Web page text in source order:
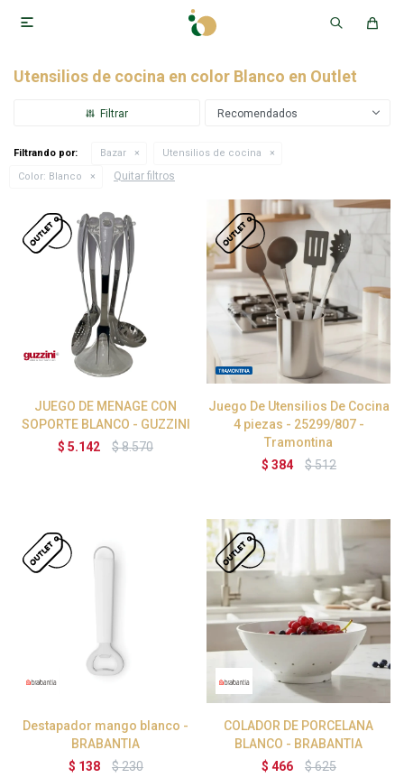

Utensilios de cocina en color Blanco en Outlet
Recomendados
Filtrando por: Bazar
Utensilios de cocina
Color: Blanco Quitar filtros
JUEGO DE MENAGE CON
SOPORTE BLANCO - GUZZINI
$ 5.142 $8.570
Juego De Utensilios De Cocina
4 piezas - 25299/807 -
Tramontina
$ 384 $512
Destapador mango blanco -
BRABANTIA
$ 138 $230
COLADOR DE PORCELANA
BLANCO - BRABANTIA
$ 466 $625